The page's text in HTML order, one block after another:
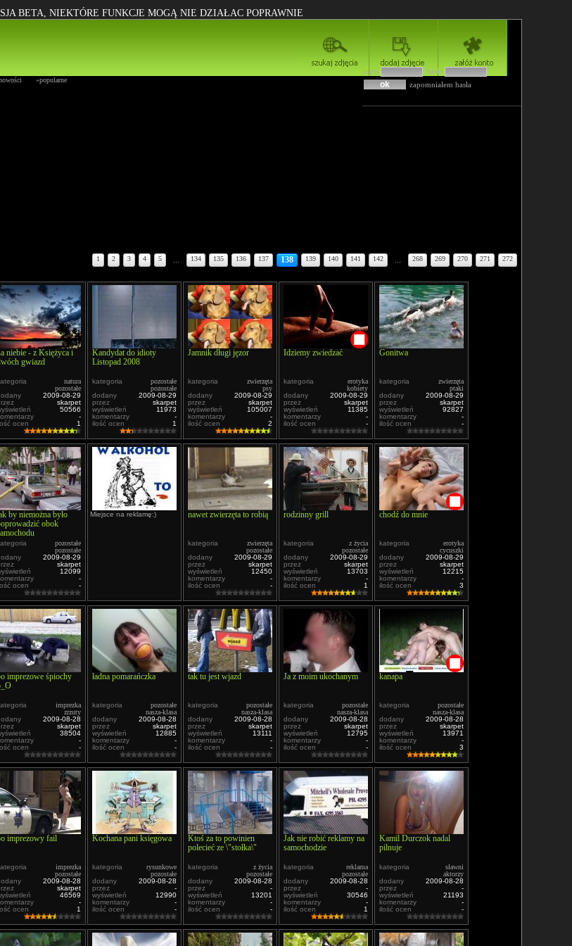
BETA, NIEKTÓRE FUNKCJE MOGĄ NIE DZIAŁAC POPRAWNIE
»popularne
login
hasło
zapomniałem hasła
1 2 3 4 5 ... 134 135 136 137 138 139 140 141 142 ... 268 269 270 271 272
niebie - z Księżyca i
gwiazd
natura
pozostałe
2009-08-29
skarpet
50566
-
ocen
1
Kandydat do idioty
Listopad 2008
kategoria
pozostałe
pozostałe
dodany
2009-08-29
przez
skarpet
wyświetleń
11973
komentarzy
-
ilość ocen
1
Jamnik długi jęzor
kategoria
zwierzęta
psy
dodany
2009-08-29
przez
skarpet
wyświetleń
105007
komentarzy
-
ilość ocen
2
Idziemy zwiedzać
kategoria
erotyka
kobiety
dodany
2009-08-29
przez
skarpet
wyświetleń
11385
komentarzy
-
ilość ocen
-
Gonitwa
kategoria
zwierzęta
ptaki
dodany
2009-08-29
przez
skarpet
wyświetleń
92827
komentarzy
-
ilość ocen
-
by niemożna było
obok
pozostałe
pozostałe
2009-08-29
skarpet
12099
-
ocen
-
Miejsce na reklamę:) nawet zwierzęta to robią
kategoria
zwierzęta
pozostałe
dodany
2009-08-29
przez
skarpet
wyświetleń
12450
komentarzy
-
ilość ocen
-
rodzinny grill
kategoria
z życia
pozostałe
dodany
2009-08-29
przez
skarpet
wyświetleń
13703
komentarzy
-
ilość ocen
1
chodź do mnie
kategoria
erotyka
cycuszki
dodany
2009-08-29
przez
skarpet
wyświetleń
12215
komentarzy
-
ilość ocen
3
imprezowe śpiochy
imprezka
zrzuty
2009-08-28
skarpet
38504
-
ocen
-
ładna pomarańczka
kategoria
pozostałe
nasza-klasa
dodany
2009-08-28
przez
skarpet
wyświetleń
12885
komentarzy
-
ilość ocen
-
tak tu jest wjazd
kategoria
pozostałe
nasza-klasa
dodany
2009-08-28
przez
skarpet
wyświetleń
13111
komentarzy
-
ilość ocen
-
Ja z moim ukochanym
kategoria
pozostałe
nasza-klasa
dodany
2009-08-28
przez
skarpet
wyświetleń
12795
komentarzy
-
ilość ocen
-
kanapa
kategoria
pozostałe
nasza-klasa
dodany
2009-08-28
przez
skarpet
wyświetleń
13971
komentarzy
-
ilość ocen
3
imprezowy fail
imprezka
pozostałe
2009-08-28
skarpet
46569
-
ocen
1
Kochana pani księgowa
kategoria
rysunkowe
pozostałe
dodany
2009-08-28
przez
-
wyświetleń
12990
komentarzy
-
ilość ocen
-
Ktoś za to powinien
polecieć ze \"stołka\"
kategoria
z życia
pozostałe
dodany
2009-08-28
przez
-
wyświetleń
13201
komentarzy
-
ilość ocen
-
Jak nie robić reklamy na
samochodzie
kategoria
reklama
pozostałe
dodany
2009-08-28
przez
-
wyświetleń
30546
komentarzy
-
ilość ocen
1
Kamil Durczok nadal
pilnuje
kategoria
sławni
aktorzy
dodany
2009-08-28
przez
-
wyświetleń
21193
komentarzy
-
ilość ocen
-